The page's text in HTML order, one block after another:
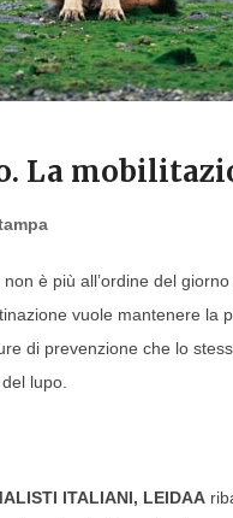
La
è più all’ordine del
vuole mantenere
di prevenzione che lo
lupo.
ITALIANI, LEIDAA